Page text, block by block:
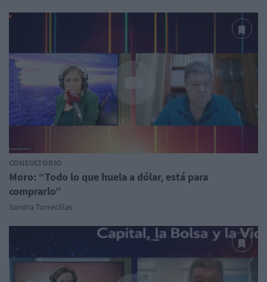
CONSULTORIO
Moro: “Todo lo que huela a dólar, está para
comprarlo”
Sandra Torrecillas